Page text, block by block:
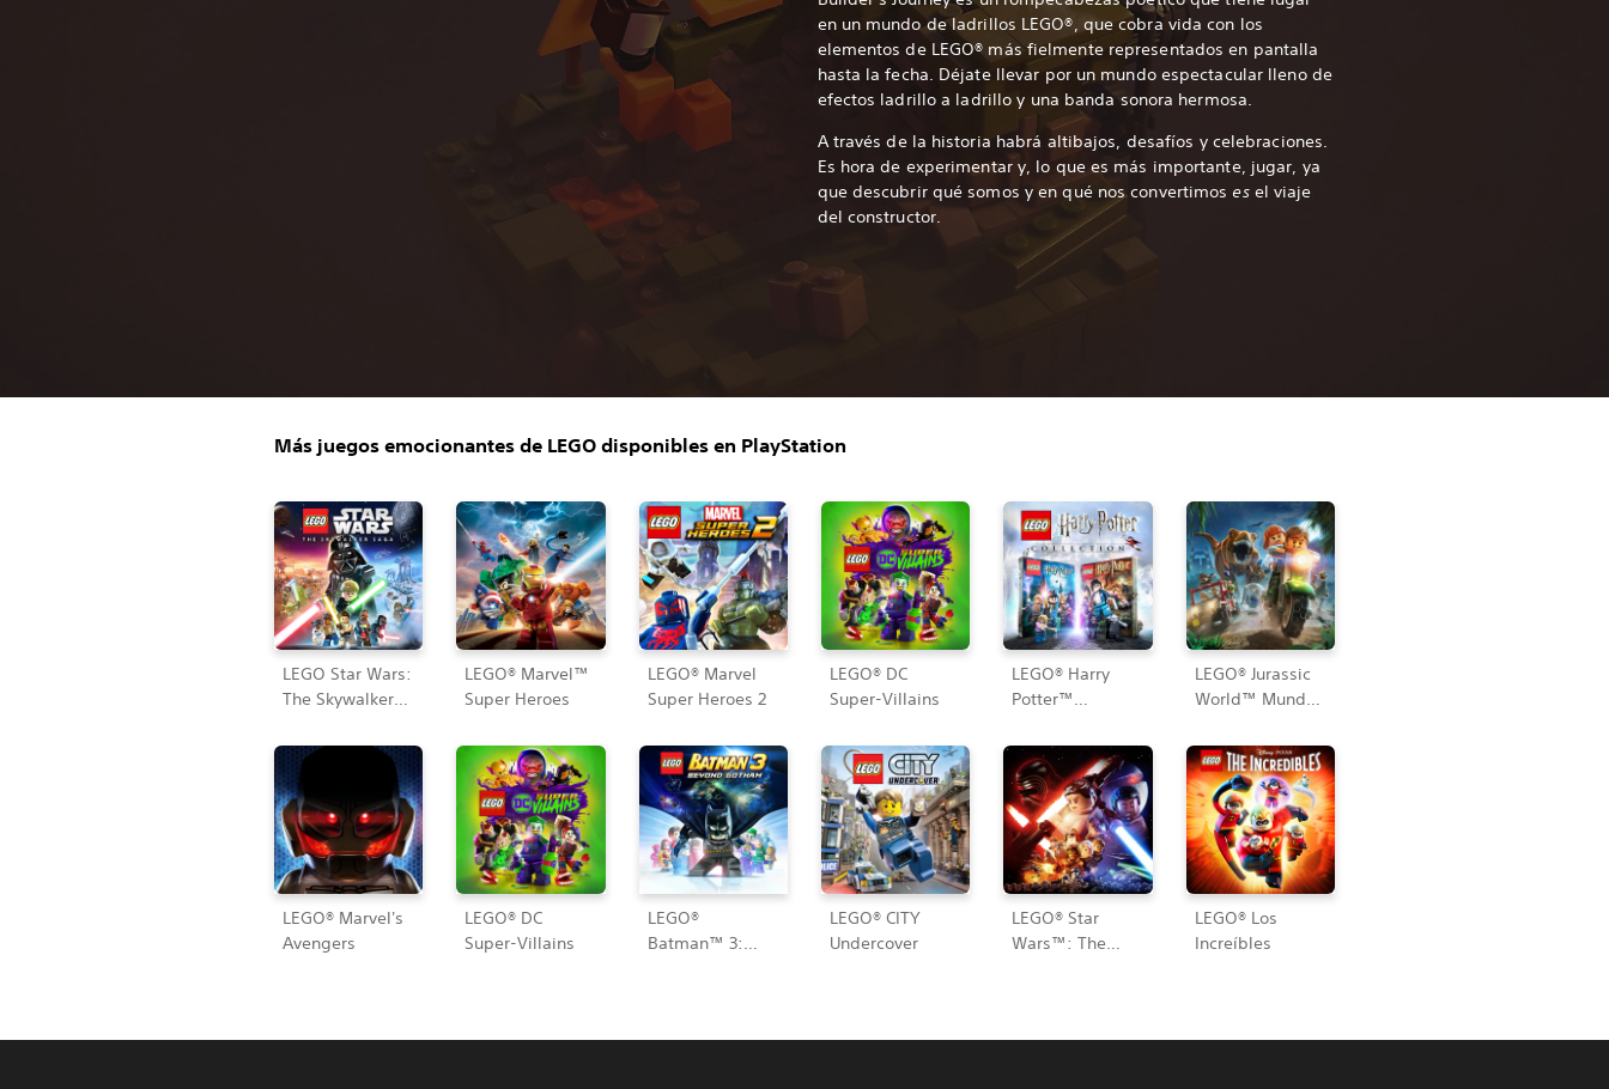
en un mundo de ladrillos LEGO®, que cobra vida con los
elementos de LEGO® más fielmente representados en pantalla
hasta la fecha. Déjate llevar por un mundo espectacular lleno de
efectos ladrillo a ladrillo y una banda sonora hermosa.
A través de la historia habrá altibajos, desafíos y celebraciones.
Es hora de experimentar y, lo que es más importante, jugar, ya
que descubrir qué somos y en qué nos convertimos esel viaje
del constructor.
Más juegos emocionantes de LEGO disponibles en PlayStation
LEGO Star Wars:
The Skywalker
LEGO® Marvel™
Super Heroes
LEGO® Marvel
Super Heroes 2
LEGO® DC
Super-Villains
LEGO® Harry
Potter™
LEGO® Jurassic
World™ Mundo
LEGO® Marvel's
Avengers
LEGO® DC
Super-Villains
LEGO®
Batman™ 3:
LEGO® CITY
Undercover
LEGO® Star
Wars™: The
LEGO® Los
Increíbles